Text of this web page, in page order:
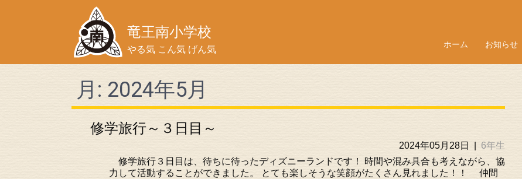
竜王南小学校
やる気 こん気 げん気 ホーム お知らせ
月: 2024年5月
修学旅行～３日目～
2024年05月28日
6年生
修学旅行３日目は、待ちに待ったディズニーランドです！ 時間や混み具合も考えながら、協
力して活動することができました。 とても楽しそうな笑顔がたくさん見れました！！ 仲間